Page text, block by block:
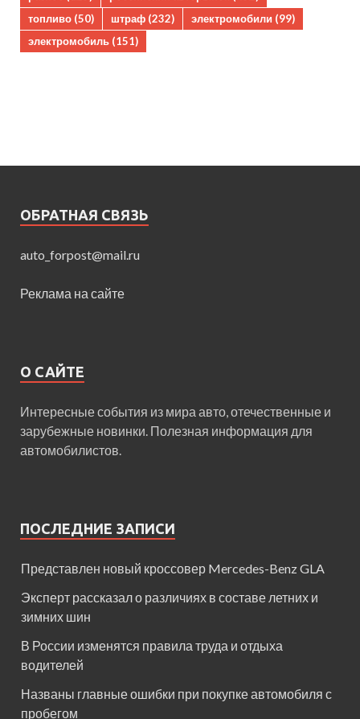
топливо (50) штраф (232) электромобили (99)
электромобиль (151)
ОБРАТНАЯ СВЯЗЬ
auto_forpost@mail.ru
Реклама на сайте
О САЙТЕ
Интересные события из мира авто, отечественные и
зарубежные новинки. Полезная информация для
автомобилистов.
ПОСЛЕДНИЕ ЗАПИСИ
Представлен новый кроссовер Mercedes-Benz GLA
Эксперт рассказал о различиях в составе летних и
зимних шин
В России изменятся правила труда и отдыха
водителей
Названы главные ошибки при покупке автомобиля с
пробегом